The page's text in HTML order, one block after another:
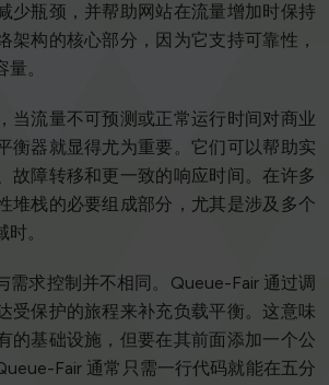
少瓶颈，并帮助网站在流量增加时保持
架构的核心部分，因为它支持可靠性，
。
当流量不可预测或正常运行时间对商业
衡器就显得尤为重要。它们可以帮助实
故障转移和更一致的响应时间。在许多
堆栈的必要组成部分，尤其是涉及多个
。
需求控制并不相同。Queue-Fair 通过调
受保护的旅程来补充负载平衡。这意味
的基础设施，但要在其前面添加一个公
Fair 通常只需一行代码就能在五分